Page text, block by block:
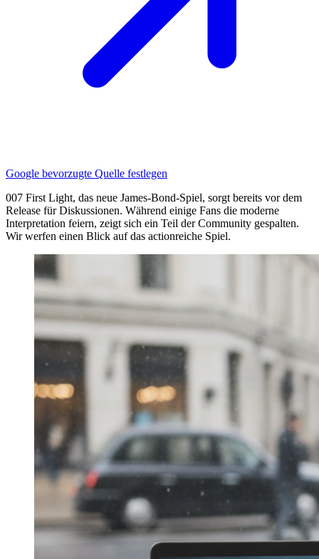
Google bevorzugte Quelle festlegen
007 First Light, das neue James-Bond-Spiel, sorgt bereits vor dem
Release für Diskussionen. Während einige Fans die moderne
Interpretation feiern, zeigt sich ein Teil der Community gespalten.
Wir werfen einen Blick auf das actionreiche Spiel.